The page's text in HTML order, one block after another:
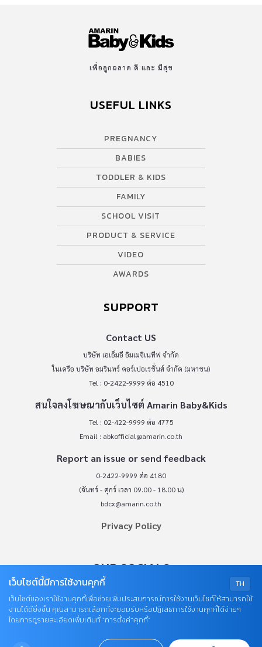
เพื่อลูกฉลาด ดี และ มีสุข
USEFUL LINKS
PREGNANCY
BABIES
TODDLER & KIDS
FAMILY
SCHOOL VISIT
PRODUCT & SERVICE
VIDEO
AWARDS
SUPPORT
Contact US
บริษัท เอเอ็มอี อิมเมจิเนทีฟ จำกัด
ในเครือ บริษัท อมรินทร์ คอร์เปอเรชั่นส์ จำกัด (มหาชน)
Tel : 0-2422-9999 ต่อ 4510
สนใจลงโฆษณากับเว็บไซต์ Amarin Baby&Kids
Tel : 02-422-9999 ต่อ 4775
Email : abkofficial@amarin.co.th
Report an issue or send feedback
0-2422-9999 ต่อ 4180
(จันทร์ - ศุกร์ เวลา 09.00 - 18.00 น)
bdcx@amarin.co.th
Privacy Policy
OUR SOCIALS
TH
เว็บไซต์นี้มีการใช้งานคุกกี้
เว็บไซต์ของเราใช้งานคุกกี้เพื่อช่วยเพิ่มประสบการณ์การใช้งานเว็บไซต์ให้สามารถใช้
งานได้ดียิ่งขึ้น คุณสามารถเลือกที่จะยอมรับหรือปฏิเสธการใช้งานคุกกี้ได้ง่ายๆ
โดยการดูรายละเอียดเพิ่มเติมที่ “การตั้งค่าคุกกี้”